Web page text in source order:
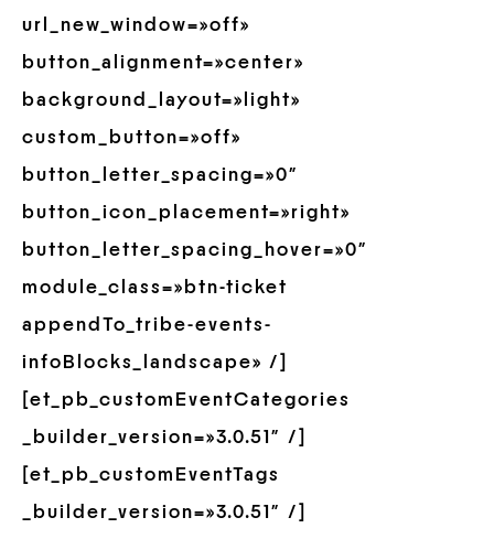
url_new_window=»off»
button_alignment=»center»
background_layout=»light»
custom_button=»off»
button_letter_spacing=»0″
button_icon_placement=»right»
button_letter_spacing_hover=»0″
module_class=»btn-ticket
appendTo_tribe-events-
infoBlocks_landscape» /]
[et_pb_customEventCategories
_builder_version=»3.0.51″ /]
[et_pb_customEventTags
_builder_version=»3.0.51″ /]